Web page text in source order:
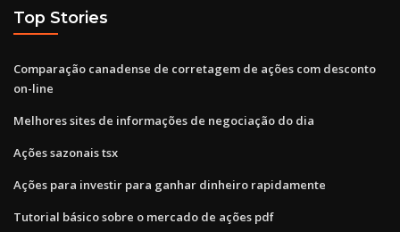
Top Stories
Comparação canadense de corretagem de ações com desconto
on-line
Melhores sites de informações de negociação do dia
Ações sazonais tsx
Ações para investir para ganhar dinheiro rapidamente
Tutorial básico sobre o mercado de ações pdf